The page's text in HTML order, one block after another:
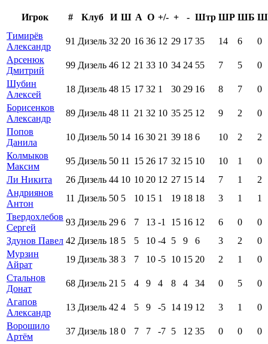
Игрок # Клуб И Ш А О +/- + - Штр ШР ШБ
Тимирёв
Александр
91 Дизель 32 20 16 36 12 29 17 35 14 6
0
Арсенюк
Дмитрий
99 Дизель 46 12 21 33 10 34 24 55 7 5
0
Шубин
Алексей
18 Дизель 48 15 17 32 1 30 29 16 8 7
0
Борисенков
Александр
89 Дизель 48 11 21 32 10 35 25 12 9 2
0
Попов
Данила
10 Дизель 50 14 16 30 21 39 18 6 10 2
2
Колмыков
Максим
95 Дизель 50 11 15 26 17 32 15 10 10 1
0
Ли Никита
26 Дизель 44 10 10 20 12 27 15 14 7 1
2
Андриянов
Антон
11 Дизель 50 5 10 15 1 19 18 18 3 1
1
Твердохлебов
Сергей
93 Дизель 29 6 7 13 -1 15 16 12 6 0
0
Здунов Павел 42 Дизель 18 5 5 10 -4 5 9 6 3 2
0
Мурзин
Айрат
19 Дизель 38 3 7 10 -5 10 15 20 2 1
0
Стальнов
Донат
68 Дизель 21 5 4 9 4 8 4 34 0 5
0
Агапов
Александр
13 Дизель 42 4 5 9 -5 14 19 12 3 1
0
Ворошило
Артём
37 Дизель 18 0 7 7 -7 5 12 35 0 0
0